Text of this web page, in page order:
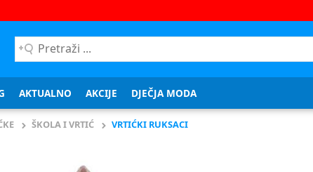
Pretraži
...
AKTUALNO AKCIJE DJEČJA MODA
ŠKOLA I VRTIĆ VRTIĆKI RUKSACI